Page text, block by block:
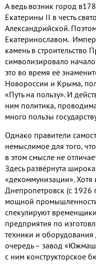
А ведь возник город в
Екатерины II в честь
Александрийской.
Екатеринославом.
камень в строительство
символизировало
это во время её
Новороссии и Крыма,
«Путь на пользу». И
ним политика,
много пользы
Однако правители
немыслимое для того,
в этом смысле не
Здесь развёрнута
«декоммунизации». Хотя
Днепропетровск (с 1926
мощной
спекулируют временщики
предприятия по
техники и
очередь – завод
с ним конструкторское